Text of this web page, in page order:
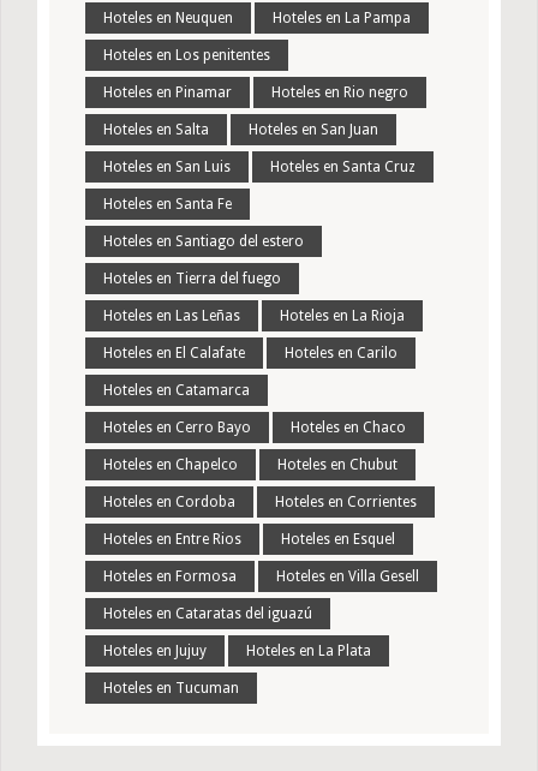
Hoteles en Neuquen Hoteles en La Pampa
Hoteles en Los penitentes
Hoteles en Pinamar Hoteles en Rio negro
Hoteles en Salta Hoteles en San Juan
Hoteles en San Luis Hoteles en Santa Cruz
Hoteles en Santa Fe
Hoteles en Santiago del estero
Hoteles en Tierra del fuego
Hoteles en Las Leñas Hoteles en La Rioja
Hoteles en El Calafate Hoteles en Carilo
Hoteles en Catamarca
Hoteles en Cerro Bayo Hoteles en Chaco
Hoteles en Chapelco Hoteles en Chubut
Hoteles en Cordoba Hoteles en Corrientes
Hoteles en Entre Rios Hoteles en Esquel
Hoteles en Formosa Hoteles en Villa Gesell
Hoteles en Cataratas del iguazú
Hoteles en Jujuy Hoteles en La Plata
Hoteles en Tucuman